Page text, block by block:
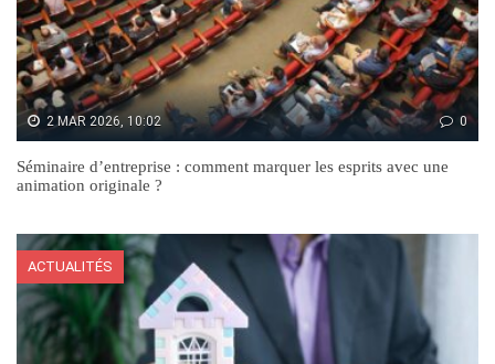
2 MAR 2026, 10:02 0
Séminaire d’entreprise : comment marquer les esprits avec une
animation originale ?
ACTUALITÉS